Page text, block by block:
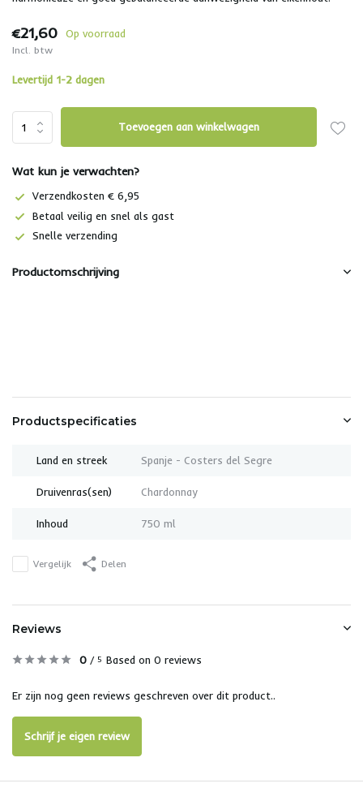
€21,60 Op voorraad
Incl. btw
Levertijd 1-2 dagen
Toevoegen aan winkelwagen
Wat kun je verwachten?
Verzendkosten € 6,95
Betaal veilig en snel als gast
Snelle verzending
Productomschrijving
Productspecificaties
Land en streek Spanje - Costers del Segre
Druivenras(sen) Chardonnay
Inhoud 750 ml
Vergelijk Delen
Reviews
0 / 5 Based on 0 reviews
Er zijn nog geen reviews geschreven over dit product..
Schrijf je eigen review